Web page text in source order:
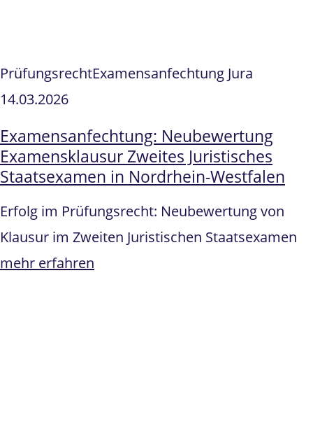
PrüfungsrechtExamensanfechtung Jura
14.03.2026
Examensanfechtung: Neubewertung
Examensklausur Zweites Juristisches
Staatsexamen in Nordrhein-Westfalen
Erfolg im Prüfungsrecht: Neubewertung von
Klausur im Zweiten Juristischen Staatsexamen
mehr erfahren